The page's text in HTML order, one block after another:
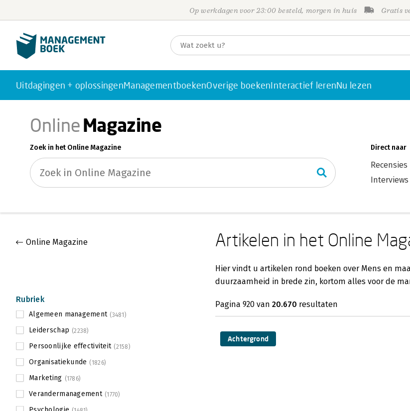
Op werkdagen voor 23:00 besteld, morgen in huis Gratis
Uitdagingen + oplossingenManagementboekenOverige boekenInteractief lerenNu lezen
OnlineMagazine
Zoek in het Online Magazine Direct naar
Recensies
Interviews
Gevonden artikelen
Online Magazine
Rubriek
Algemeen management (3481)
Leiderschap (2238)
Persoonlijke effectiviteit (2158)
Organisatiekunde (1826)
Marketing (1786)
Verandermanagement (1770)
Artikelen in het Online
Hier vindt u artikelen rond boeken over Mens en
duurzaamheid in brede zin, kortom alles voor de
Pagina 920 van 20.670 resultaten
Achtergrond